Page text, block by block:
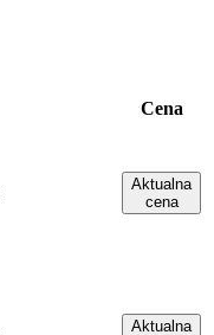
Cena
Aktualna
cena
Aktualna